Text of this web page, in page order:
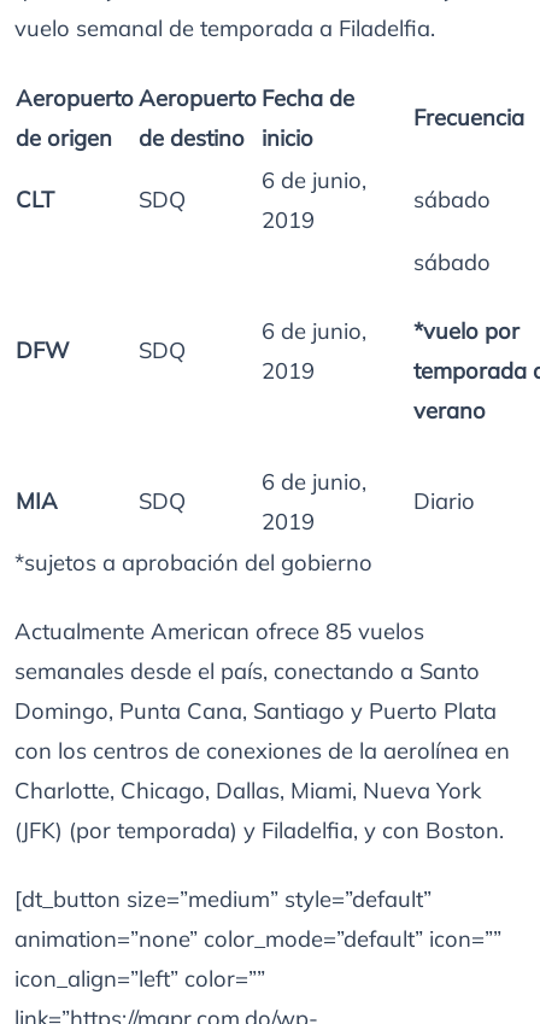
vuelo semanal de temporada a Filadelfia.
Aeropuerto
de origen
Aeropuerto
de destino
Fecha de
inicio
Frecuencia
CLT SDQ
6 de junio,
2019
sábado
DFW SDQ
6 de junio,
2019
sábado
*vuelo por
temporada
verano
MIA SDQ
6 de junio,
2019
Diario
*sujetos a aprobación del gobierno
Actualmente American ofrece 85 vuelos
semanales desde el país, conectando a Santo
Domingo, Punta Cana, Santiago y Puerto Plata
con los centros de conexiones de la aerolínea en
Charlotte, Chicago, Dallas, Miami, Nueva York
(JFK) (por temporada) y Filadelfia, y con Boston.
[dt_button size=”medium” style=”default”
animation=”none” color_mode=”default” icon=””
icon_align=”left” color=””